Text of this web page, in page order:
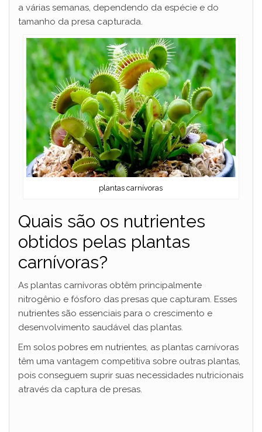
a várias semanas, dependendo da espécie e do
tamanho da presa capturada.
plantas carnívoras
Quais são os nutrientes
obtidos pelas plantas
carnívoras?
As plantas carnívoras obtêm principalmente
nitrogênio e fósforo das presas que capturam. Esses
nutrientes são essenciais para o crescimento e
desenvolvimento saudável das plantas.
Em solos pobres em nutrientes, as plantas carnívoras
têm uma vantagem competitiva sobre outras plantas,
pois conseguem suprir suas necessidades nutricionais
através da captura de presas.